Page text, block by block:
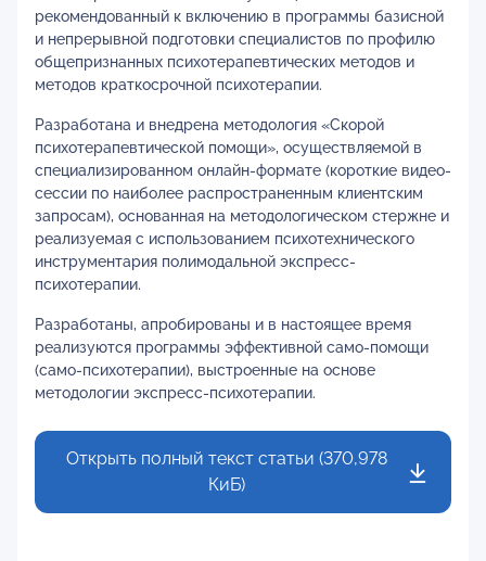
рекомендованный к включению в программы базисной
и непрерывной подготовки специалистов по профилю
общепризнанных психотерапевтических методов и
методов краткосрочной психотерапии.
Разработана и внедрена методология «Скорой
психотерапевтической помощи», осуществляемой в
специализированном онлайн-формате (короткие видео-
сессии по наиболее распространенным клиентским
запросам), основанная на методологическом стержне и
реализуемая с использованием психотехнического
инструментария полимодальной экспресс-
психотерапии.
Разработаны, апробированы и в настоящее время
реализуются программы эффективной само-помощи
(само-психотерапии), выстроенные на основе
методологии экспресс-психотерапии.
Открыть полный текст статьи (370,978
КиБ)